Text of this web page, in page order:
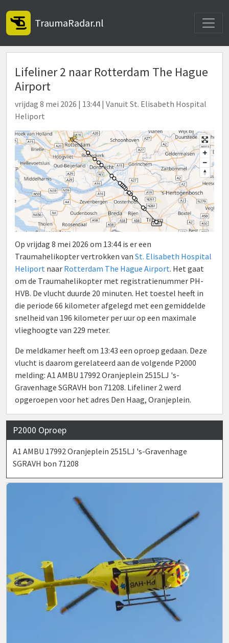
TraumaRadar.nl
Lifeliner 2 naar Rotterdam The Hague
Airport
vrijdag 8 mei 2026 | 13:44 | Vanuit St. Elisabeth Hospital
Heliport
Op vrijdag 8 mei 2026 om 13:44 is er een
Traumahelikopter vertrokken van St. Elisabeth Hospital
Heliport naar Rotterdam The Hague Airport. Het gaat
om de Traumahelikopter met registratienummer PH-
HVB. De vlucht duurde 20 minuten. Het toestel heeft in
die periode 66 kilometer afgelegd met een gemiddelde
snelheid van 196 kilometer per uur op een maximale
vlieghoogte van 229 meter.
De meldkamer heeft om 13:43 een oproep gedaan. Deze
vlucht is daarom gerelateerd aan de volgende P2000
melding: A1 AMBU 17992 Oranjeplein 2515LJ 's-
Gravenhage SGRAVH bon 71208. Lifeliner 2 werd
opgeroepen voor het adres Den Haag, Oranjeplein.
P2000 Oproep
A1 AMBU 17992 Oranjeplein 2515LJ 's-Gravenhage
SGRAVH bon 71208